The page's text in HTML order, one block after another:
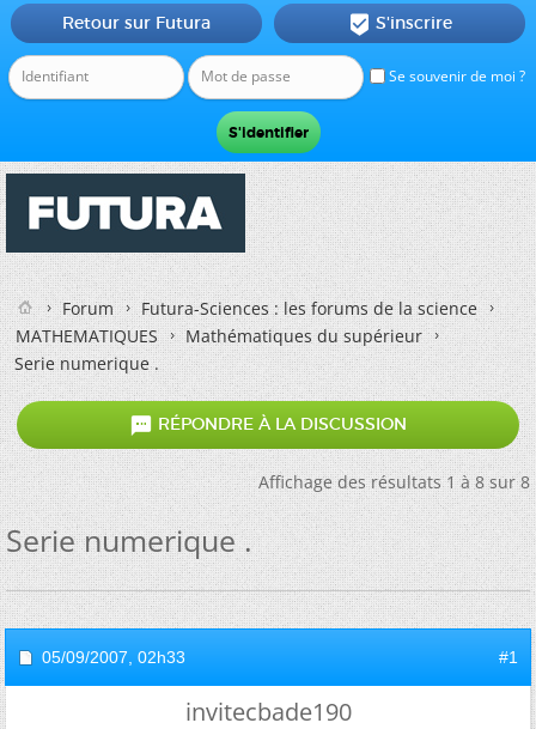
Se souvenir de moi ?
Retour sur Futura  S'inscrire
Forum
Futura-Sciences : les forums de la science
MATHEMATIQUES
Mathématiques du supérieur
Serie numerique .
 RÉPONDRE À LA DISCUSSION
Affichage des résultats 1 à 8 sur 8
Serie numerique .
05/09/2007, 02h33 #1
invitecbade190